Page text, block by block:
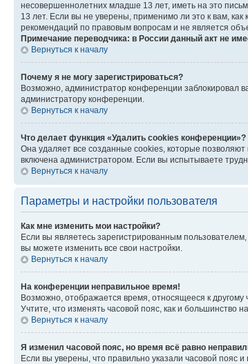
несовершеннолетних младше 13 лет, иметь на это
13 лет. Если вы не уверены, применимо ли это к вам,
рекомендаций по правовым вопросам и не является
Примечание переводчика: в России данный акт не
Вернуться к началу
Почему я не могу зарегистрироваться?
Возможно, администратор конференции заблокировал
администратору конференции.
Вернуться к началу
Что делает функция «Удалить cookies конференции»?
Она удаляет все созданные cookies, которые
включена администратором. Если вы испытываете
Вернуться к началу
Параметры и настройки пользователя
Как мне изменить мои настройки?
Если вы являетесь зарегистрированным
вы можете изменить все свои настройки.
Вернуться к началу
На конференции неправильное время!
Возможно, отображается время, относящееся к другому
Учтите, что изменять часовой пояс, как и большинство
Вернуться к началу
Я изменил часовой пояс, но время всё равно
Если вы уверены, что правильно указали часовой пояс